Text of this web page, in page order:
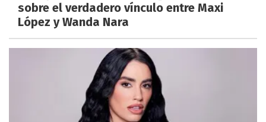
sobre el verdadero vínculo entre Maxi
López y Wanda Nara